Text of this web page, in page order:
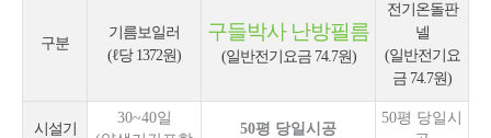
구분
기름보일러
(ℓ당 1372원)
구들박사 난방필름
(일반전기요금 74.7원)
전기온돌판
넬
(일반전기요
금 74.7원)
시설기
30~40일
50평 당일시공
50평 당일시